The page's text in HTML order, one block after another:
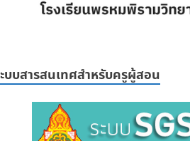
บบสารสนเทศสำหรับครูผู้สอน